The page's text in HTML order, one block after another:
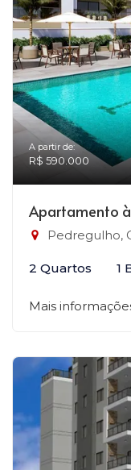
A partir de:
R$ 590.000
Apartamento
Pedregulho,
2 Quartos 1
Mais